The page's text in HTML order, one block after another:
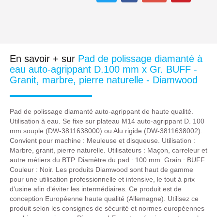
En savoir + sur Pad de polissage diamanté à
eau auto-agrippant D.100 mm x Gr. BUFF -
Granit, marbre, pierre naturelle - Diamwood
Pad de polissage diamanté auto-agrippant de haute qualité.
Utilisation à eau. Se fixe sur plateau M14 auto-agrippant D. 100
mm souple (DW-3811638000) ou Alu rigide (DW-3811638002).
Convient pour machine : Meuleuse et disqueuse. Utilisation :
Marbre, granit, pierre naturelle. Utilisateurs : Maçon, carreleur et
autre métiers du BTP. Diamètre du pad : 100 mm. Grain : BUFF.
Couleur : Noir. Les produits Diamwood sont haut de gamme
pour une utilisation professionnelle et intensive, le tout à prix
d'usine afin d'éviter les intermédiaires. Ce produit est de
conception Européenne haute qualité (Allemagne). Utilisez ce
produit selon les consignes de sécurité et normes européennes